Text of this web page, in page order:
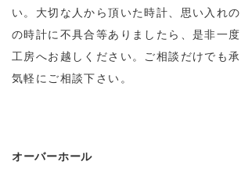
い。 大切な人から頂いた時計、思い入れ
の時計に不具合等ありましたら、是非一
工房へお越しください。 ご相談だけでも
気軽にご相談下さい。
オーバーホール